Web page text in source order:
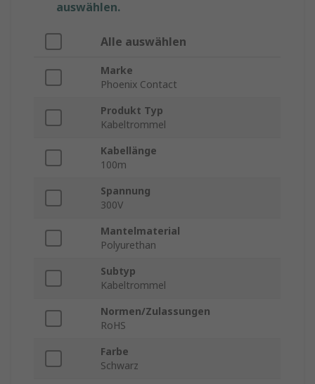
auswählen.
Alle auswählen
Marke
Phoenix Contact
Produkt Typ
Kabeltrommel
Kabellänge
100m
Spannung
300V
Mantelmaterial
Polyurethan
Subtyp
Kabeltrommel
Normen/Zulassungen
RoHS
Farbe
Schwarz